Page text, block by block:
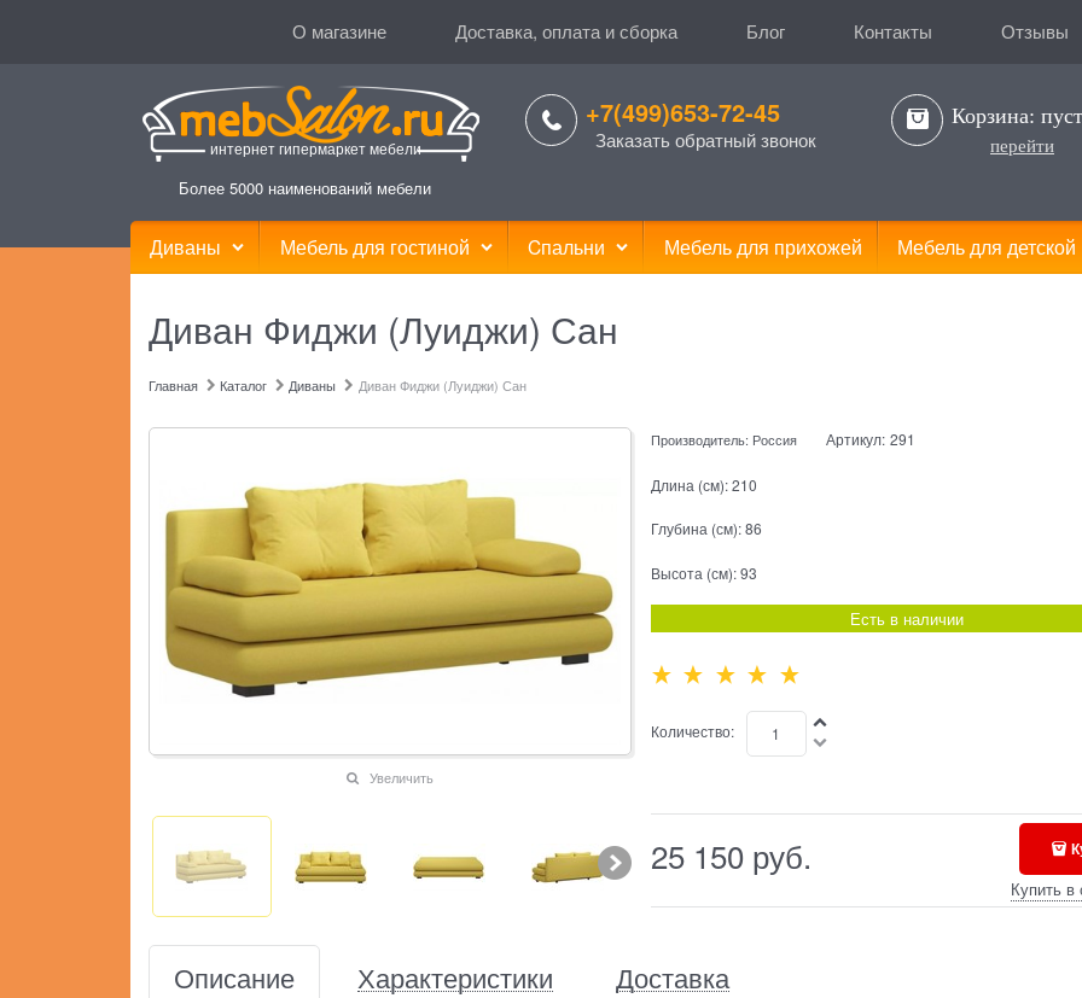
О магазине Доставка, оплата и сборка Блог Контакты Отзывы
интернет гипермаркет мебели
Более 5000 наименований мебели
+7(499)653-72-45
Заказать обратный звонок
Корзина:
перейти
Диваны Мебель для гостиной Cпальни Мебель для прихожей Мебель для детской
Диван Фиджи (Луиджи) Сан
Главная Каталог Диваны Диван Фиджи (Луиджи) Сан
Увеличить
Производитель: Россия Артикул: 291
Длина (см):210
Глубина (см):86
Высота (см):93
Есть в наличии
Количество:
25 150 руб.
Купить в
Описание Характеристики Доставка